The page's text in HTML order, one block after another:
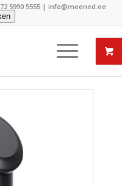
5990 5555 | info@meened.ee